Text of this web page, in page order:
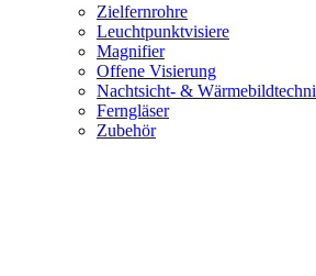
Zielfernrohre
Leuchtpunktvisiere
Magnifier
Offene Visierung
Nachtsicht- &
Ferngläser
Zubehör